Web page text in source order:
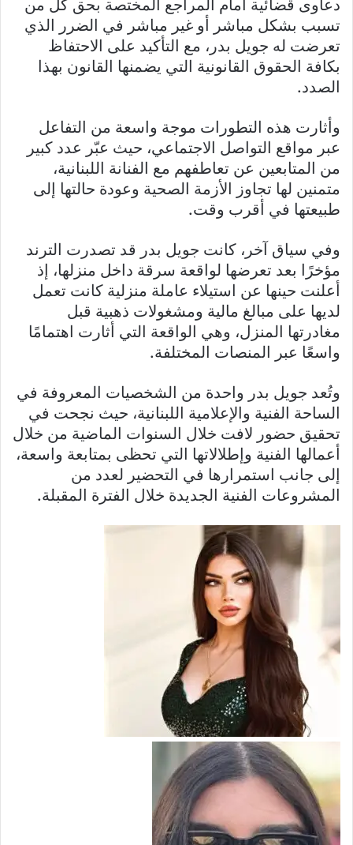
دعاوى قضائية أمام المراجع المختصة بحق كل من
تسبب بشكل مباشر أو غير مباشر في الضرر الذي
تعرضت له جويل بدر، مع التأكيد على الاحتفاظ
بكافة الحقوق القانونية التي يضمنها القانون بهذا
الصدد.
وأثارت هذه التطورات موجة واسعة من التفاعل
عبر مواقع التواصل الاجتماعي، حيث عبّر عدد كبير
من المتابعين عن تعاطفهم مع الفنانة اللبنانية،
متمنين لها تجاوز الأزمة الصحية وعودة حالتها إلى
طبيعتها في أقرب وقت.
وفي سياق آخر، كانت جويل بدر قد تصدرت الترند
مؤخرًا بعد تعرضها لواقعة سرقة داخل منزلها، إذ
أعلنت حينها عن استيلاء عاملة منزلية كانت تعمل
لديها على مبالغ مالية ومشغولات ذهبية قبل
مغادرتها المنزل، وهي الواقعة التي أثارت اهتمامًا
واسعًا عبر المنصات المختلفة.
وتُعد جويل بدر واحدة من الشخصيات المعروفة في
الساحة الفنية والإعلامية اللبنانية، حيث نجحت في
تحقيق حضور لافت خلال السنوات الماضية من خلال
أعمالها الفنية وإطلالاتها التي تحظى بمتابعة واسعة،
إلى جانب استمرارها في التحضير لعدد من
المشروعات الفنية الجديدة خلال الفترة المقبلة.